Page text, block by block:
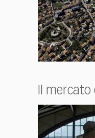
Il mercato